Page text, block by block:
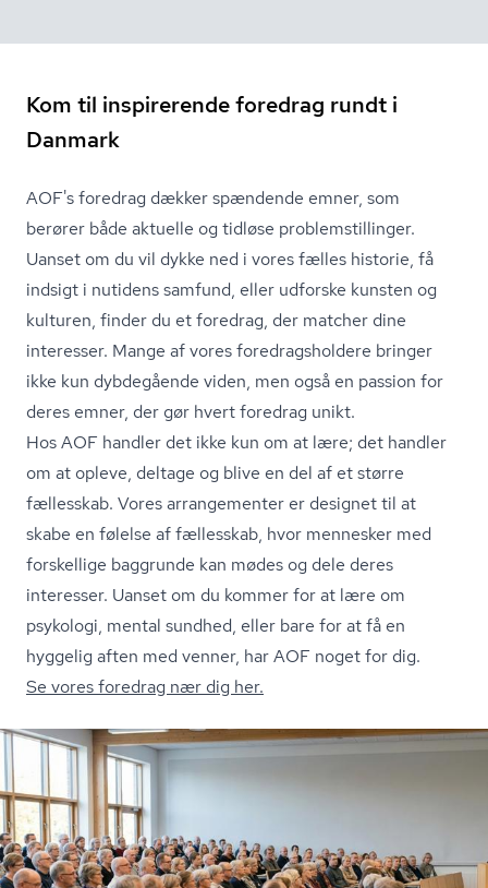
Kom til inspirerende foredrag rundt i
Danmark
AOF's foredrag dækker spændende emner, som
berører både aktuelle og tidløse pro­blem­stil­lin­ger.
Uanset om du vil dykke ned i vores fælles historie, få
indsigt i nutidens samfund, eller udforske kunsten og
kulturen, finder du et foredrag, der matcher dine
interesser. Mange af vores fored­rags­hol­de­re bringer
ikke kun dybdegående viden, men også en passion for
deres emner, der gør hvert foredrag unikt.
Hos AOF handler det ikke kun om at lære; det handler
om at opleve, deltage og blive en del af et større
fællesskab. Vores arrangementer er designet til at
skabe en følelse af fællesskab, hvor mennesker med
forskellige baggrunde kan mødes og dele deres
interesser. Uanset om du kommer for at lære om
psykologi, mental sundhed, eller bare for at få en
hyggelig aften med venner, har AOF noget for dig.
Se vores foredrag nær dig her.